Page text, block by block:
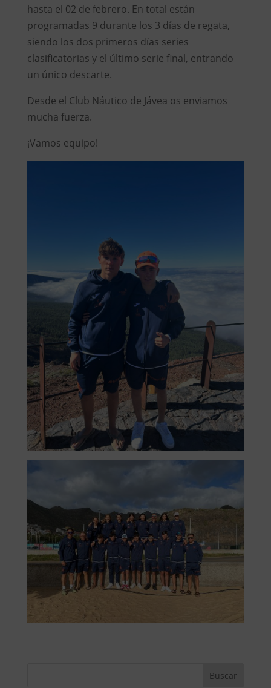
hasta el 02 de febrero. En total están
programadas 9 durante los 3 días de regata,
siendo los dos primeros días series
clasificatorias y el último serie final, entrando
un único descarte.
Desde el Club Náutico de Jávea os enviamos
mucha fuerza.
¡Vamos equipo!